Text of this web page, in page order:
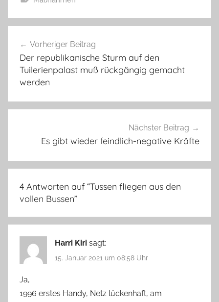
Vorheriger Beitrag
Der republikanische Sturm auf den
Tuilerienpalast muß rückgängig gemacht
werden
Nächster Beitrag
Es gibt wieder feindlich-negative Kräfte
4 Antworten auf “Tussen fliegen aus den
vollen Bussen”
Harri Kiri sagt:
15. Januar 2021 um 08:58 Uhr
Ja,
1996 erstes Handy, Netz lückenhaft, am